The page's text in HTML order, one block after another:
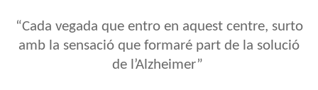
“És la meva obligació fer el que sigui per a la
investigació contra l’Alzheimer. Potser en el meu
cas ja no arriba la solució, però sí en els meus